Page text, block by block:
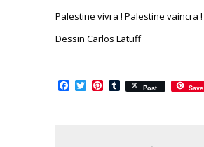
Palestine vivra ! Palestine vaincra !
Dessin Carlos Latuff
Facebook
TwitterPinterest
Tumblr
Post Save